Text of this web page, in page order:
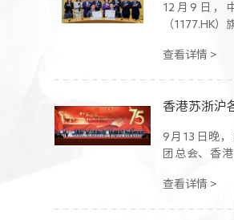
12月9日，
（1177.HK）
晴）与香港
关系，发挥
地创新生物
化，令病人
产业的亚太区
查看详情 >
9月13日晚
团总会、香
同主办的“香
查看详情 >